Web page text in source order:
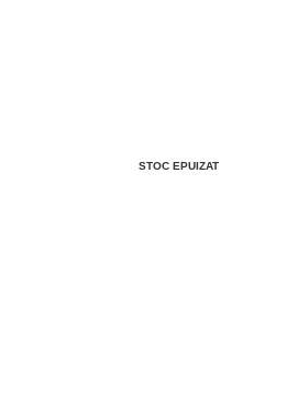
STOC EPUIZAT